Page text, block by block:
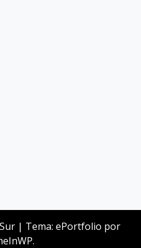
| Tema: ePortfolio por
.